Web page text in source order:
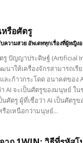
รือศัตรู
ความสวย อัพเดททุกเรื่องที่ผู้หญิง
ปัญญาประดิษฐ์ (Artificial
าให้เครื่องจักรสามารถเรี
ละก้าวกระโดด อนาคตของ
AI จะเป็นศัตรูของมนุษย์ ใ
ศัตรู ผู้ที่เชื่อว่า AI เป็นศัตรู
อเหนือกว่ามนุษย์...